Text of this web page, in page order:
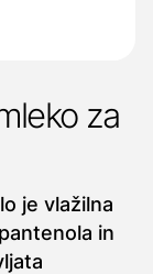
za
je vlažilna
in